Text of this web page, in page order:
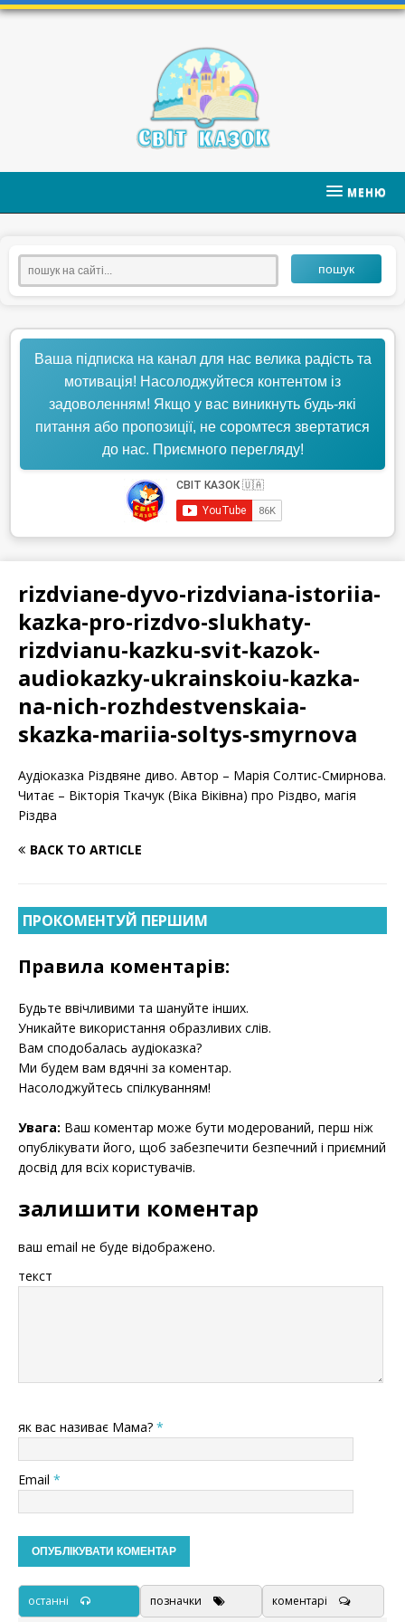
МЕНЮ
пошук
Ваша підписка на канал для нас велика радість та
мотивація! Насолоджуйтеся контентом із
задоволенням! Якщо у вас виникнуть будь-які
питання або пропозиції, не соромтеся звертатися
до нас. Приємного перегляду!
rizdviane-dyvo-rizdviana-istoriia-
kazka-pro-rizdvo-slukhaty-
rizdvianu-kazku-svit-kazok-
audiokazky-ukrainskoiu-kazka-
na-nich-rozhdestvenskaia-
skazka-mariia-soltys-smyrnova
Аудіоказка Різдвяне диво. Автор – Марія Солтис-Смирнова.
Читає – Вікторія Ткачук (Віка Віківна) про Різдво, магія
Різдва
BACK TO ARTICLE
ПРОКОМЕНТУЙ ПЕРШИМ
Правила коментарів:
Будьте ввічливими та шануйте інших.
Уникайте використання образливих слів.
Вам сподобалась аудіоказка?
Ми будем вам вдячні за коментар.
Насолоджуйтесь спілкуванням!
Увага: Ваш коментар може бути модерований, перш ніж
опублікувати його, щоб забезпечити безпечний і приємний
досвід для всіх користувачів.
залишити коментар
ваш email не буде відображено.
текст
як вас називає Мама? *
Email *
останні позначки коментарі